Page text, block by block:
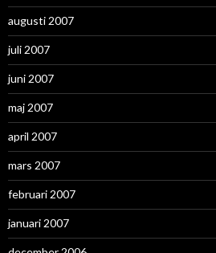
augusti 2007
juli 2007
juni 2007
maj 2007
april 2007
mars 2007
februari 2007
januari 2007